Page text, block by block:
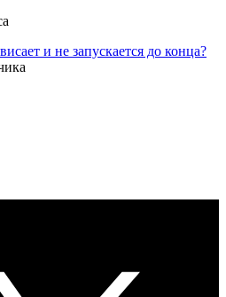
и не запускается до конца?